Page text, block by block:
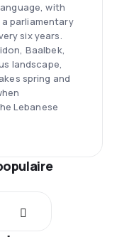
with
a parliamentary
six years.
Baalbek,
landscape,
spring and
Lebanese